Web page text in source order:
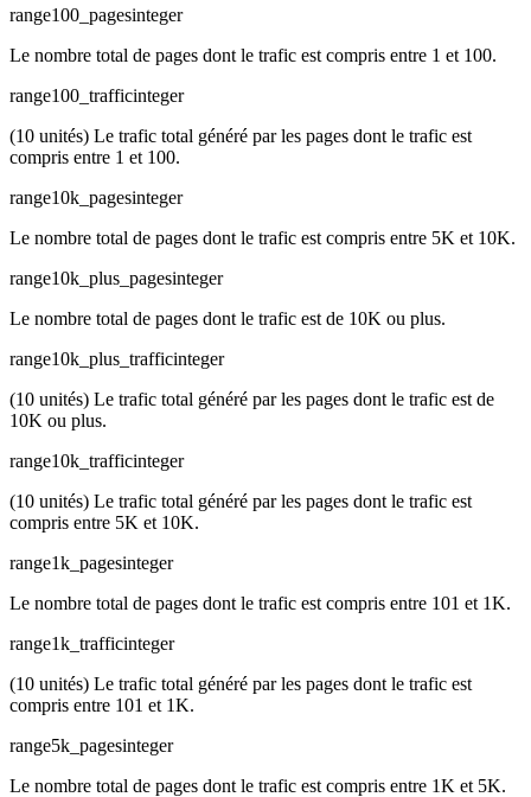
range100_pagesinteger
Le nombre total de pages dont le trafic est compris entre 1 et 100.
range100_trafficinteger
(10 unités) Le trafic total généré par les pages dont le trafic est
compris entre 1 et 100.
range10k_pagesinteger
Le nombre total de pages dont le trafic est compris entre 5K et 10K.
range10k_plus_pagesinteger
Le nombre total de pages dont le trafic est de 10K ou plus.
range10k_plus_trafficinteger
(10 unités) Le trafic total généré par les pages dont le trafic est de
10K ou plus.
range10k_trafficinteger
(10 unités) Le trafic total généré par les pages dont le trafic est
compris entre 5K et 10K.
range1k_pagesinteger
Le nombre total de pages dont le trafic est compris entre 101 et 1K.
range1k_trafficinteger
(10 unités) Le trafic total généré par les pages dont le trafic est
compris entre 101 et 1K.
range5k_pagesinteger
Le nombre total de pages dont le trafic est compris entre 1K et 5K.